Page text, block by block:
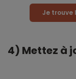
Je trouve
4) Mettez à